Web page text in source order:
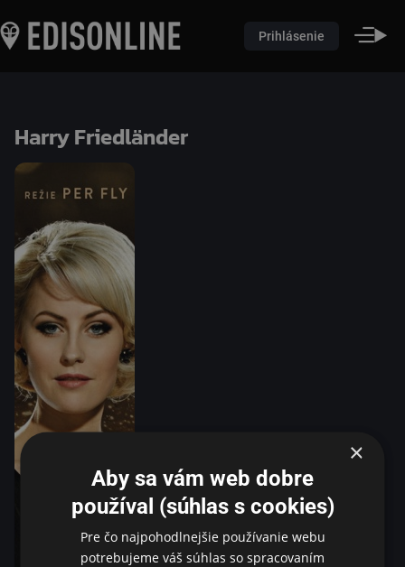
Prihlásenie
Harry Friedländer
×
Aby sa vám web dobre
používal (súhlas s cookies)
Pre čo najpohodlnejšie používanie webu
potrebujeme váš súhlas so spracovaním